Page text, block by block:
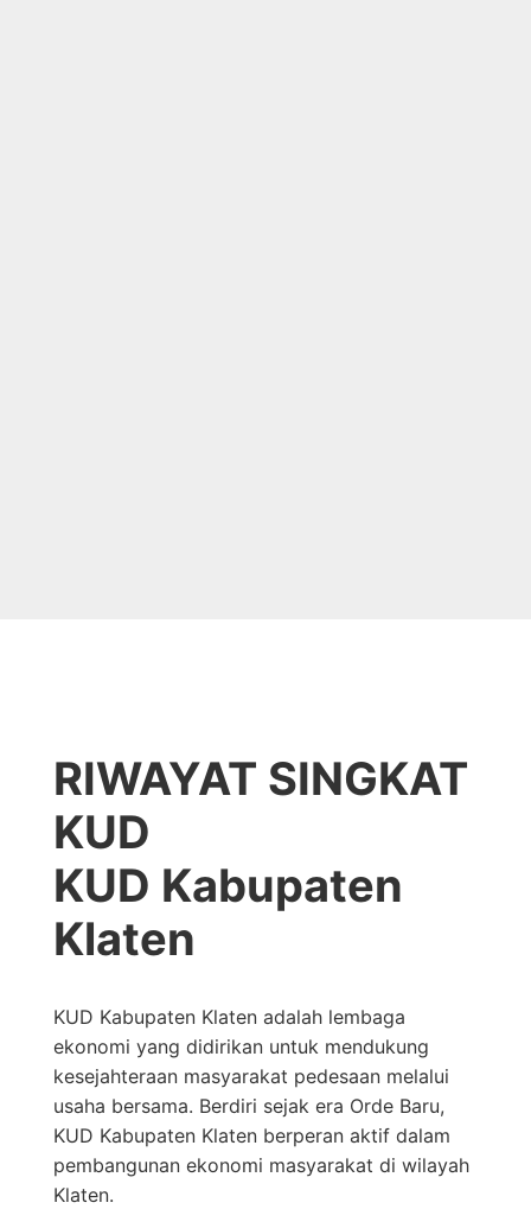
RIWAYAT SINGKAT
KUD
KUD Kabupaten
Klaten
KUD Kabupaten Klaten adalah lembaga
ekonomi yang didirikan untuk mendukung
kesejahteraan masyarakat pedesaan melalui
usaha bersama. Berdiri sejak era Orde Baru,
KUD Kabupaten Klaten berperan aktif dalam
pembangunan ekonomi masyarakat di wilayah
Klaten.